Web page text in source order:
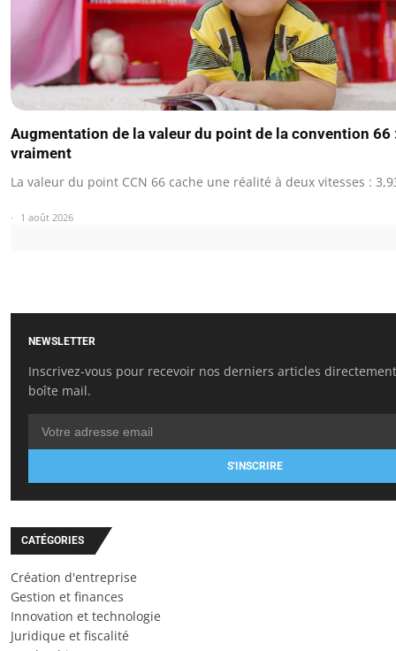
Augmentation de la valeur du point de la convention 66
vraiment
La valeur du point CCN 66 cache une réalité à deux vitesses :
1 août 2026
NEWSLETTER
Inscrivez-vous pour recevoir nos derniers articles
boîte mail.
S'INSCRIRE
CATÉGORIES
Création d'entreprise
Gestion et finances
Innovation et technologie
Juridique et fiscalité